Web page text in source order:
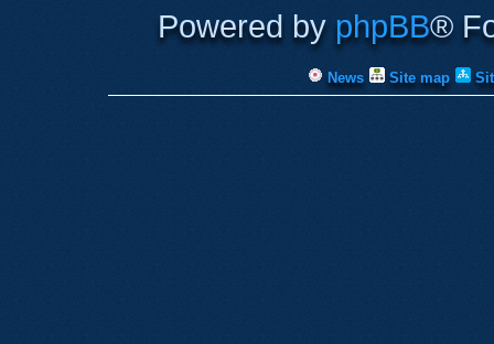
Powered by phpBB®
News Site map